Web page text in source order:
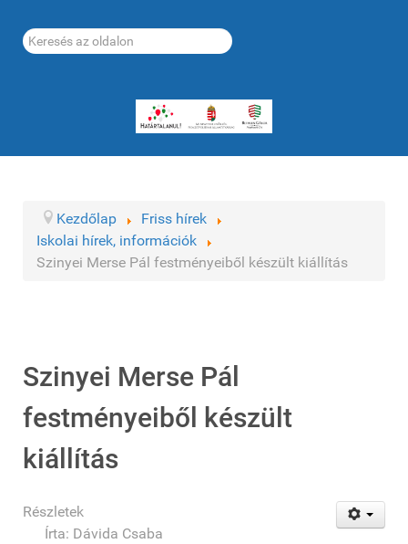
Keresés...
Kezdőlap
Friss hírek
Iskolai hírek, információk
Szinyei Merse Pál festményeiből készült kiállítás
Szinyei Merse Pál
festményeiből készült
kiállítás
Részletek
Írta: Dávida Csaba